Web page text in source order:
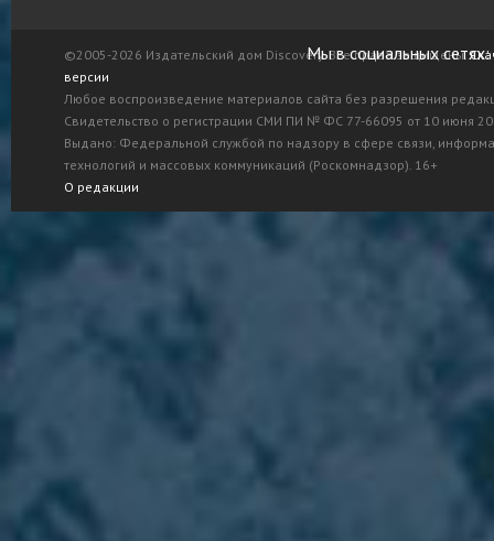
©2005-2026 Издательский дом Discovery. Все права защищены.
версии
Любое воспроизведение материалов сайта без разрешения
Свидетельство о регистрации СМИ ПИ № ФС 77-66095 от 10 июня
Выдано: Федеральной службой по надзору в сфере связи,
технологий и массовых коммуникаций (Роскомнадзор). 16+
О редакции
Мы в социальных сетях: